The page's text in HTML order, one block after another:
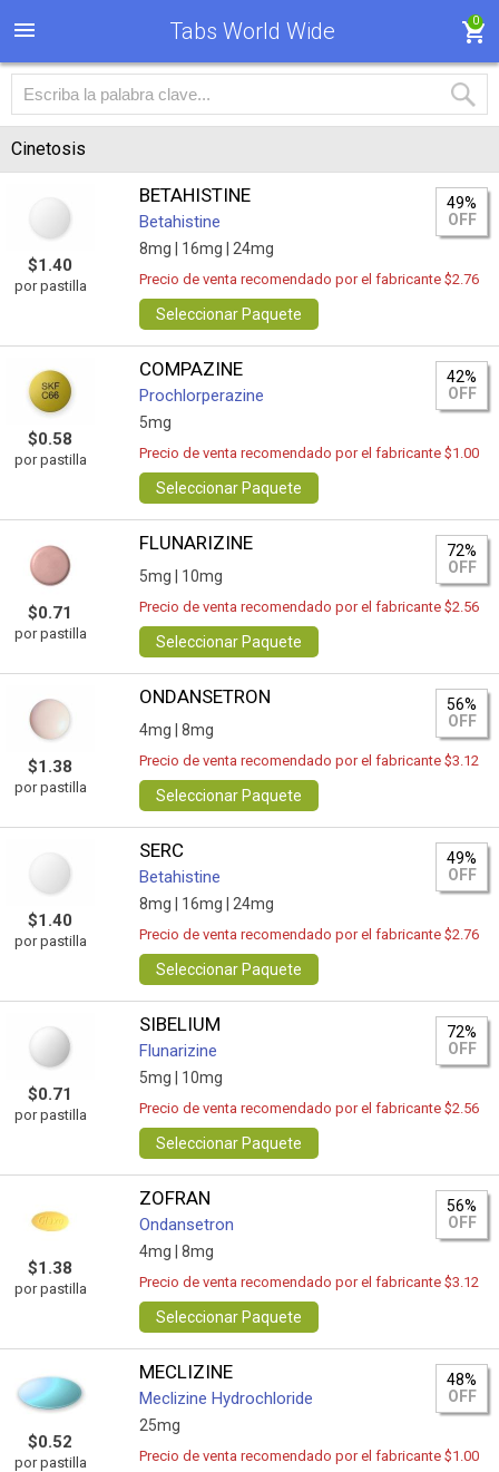
Tabs World Wide 0
Cinetosis
$1.40
por pastilla
BETAHISTINE
Betahistine
8mg | 16mg | 24mg
49%
OFF
Precio de venta recomendado por el fabricante $2.76
Seleccionar Paquete
$0.58
por pastilla
COMPAZINE
Prochlorperazine
5mg
42%
OFF
Precio de venta recomendado por el fabricante $1.00
Seleccionar Paquete
$0.71
por pastilla
FLUNARIZINE
5mg | 10mg
72%
OFF
Precio de venta recomendado por el fabricante $2.56
Seleccionar Paquete
$1.38
por pastilla
ONDANSETRON
4mg | 8mg
56%
OFF
Precio de venta recomendado por el fabricante $3.12
Seleccionar Paquete
$1.40
por pastilla
SERC
Betahistine
8mg | 16mg | 24mg
49%
OFF
Precio de venta recomendado por el fabricante $2.76
Seleccionar Paquete
$0.71
por pastilla
SIBELIUM
Flunarizine
5mg | 10mg
72%
OFF
Precio de venta recomendado por el fabricante $2.56
Seleccionar Paquete
$1.38
por pastilla
ZOFRAN
Ondansetron
4mg | 8mg
56%
OFF
Precio de venta recomendado por el fabricante $3.12
Seleccionar Paquete
$0.52
por pastilla
MECLIZINE
Meclizine Hydrochloride
25mg
48%
OFF
Precio de venta recomendado por el fabricante $1.00